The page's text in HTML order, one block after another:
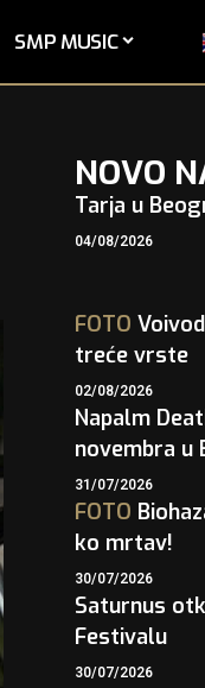
SMP MUSIC
NOVO
Tarja u
04/08/2026
FOTO
treće vrste
02/08/2026
Napalm
novembra u
31/07/2026
FOTO
ko mrtav!
30/07/2026
Saturnus
Festivalu
30/07/2026